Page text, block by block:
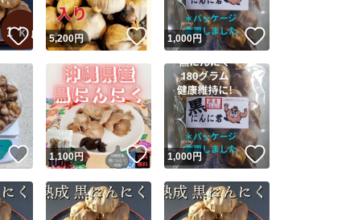
安心取引出品者 Yahoo!フリマの基準をクリアした安心・安
取引実績
取引実績◯+ このユーザーはYahoo!フリマの取引を完了
他フリマ実績◯+ このユーザーは他フリマサービスでの取引
スピード&安心発送
※このバッジは実績に基づく表示であり、発送を保証しているものではあり
商品画像の無断転載は禁止されています
コピーは1商品につき1回です
出品ページへ
キャンセル
いいね！
5,200円 いいね！
1,000円
いいね！
1,100円 いいね！
1,000円